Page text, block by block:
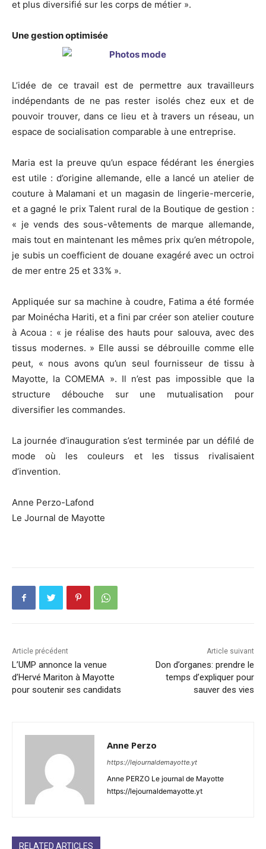
et plus diversifié sur les corps de métier ».
Une gestion optimisée
L’idée de ce travail est de permettre aux travailleurs
indépendants de ne pas rester isolés chez eux et de
pouvoir trouver, dans ce lieu et à travers un réseau, un
espace de socialisation comparable à une entreprise.
Maria est la preuve qu’un espace fédérant les énergies
est utile : d’origine allemande, elle a lancé un atelier de
couture à Malamani et un magasin de lingerie-mercerie,
et a gagné le prix Talent rural de la Boutique de gestion :
« je vends des sous-vêtements de marque allemande,
mais tout en maintenant les mêmes prix qu’en métropole,
je subis un coefficient de douane exagéré avec un octroi
de mer entre 25 et 33% ».
Appliquée sur sa machine à coudre, Fatima a été formée
par Moinécha Hariti, et a fini par créer son atelier couture
à Acoua : « je réalise des hauts pour salouva, avec des
tissus modernes. » Elle aussi se débrouille comme elle
peut, « nous avons qu’un seul fournisseur de tissu à
Mayotte, la COMEMA ». Il n’est pas impossible que la
structure débouche sur une mutualisation pour
diversifier les commandes.
La journée d’inauguration s’est terminée par un défilé de
mode où les couleurs et les tissus rivalisaient
d’invention.
Anne Perzo-Lafond
Le Journal de Mayotte
Article précédent
L’UMP annonce la venue
d’Hervé Mariton à Mayotte
pour soutenir ses candidats
Article suivant
Don d’organes: prendre le
temps d’expliquer pour
sauver des vies
Anne Perzo
https://lejournaldemayotte.yt
Anne PERZO Le journal de Mayotte
https://lejournaldemayotte.yt
RELATED ARTICLES